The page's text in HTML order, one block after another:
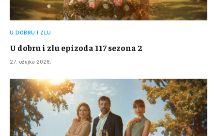
U DOBRU I ZLU
U dobru i zlu epizoda 117 sezona 2
27. ožujka 2026.